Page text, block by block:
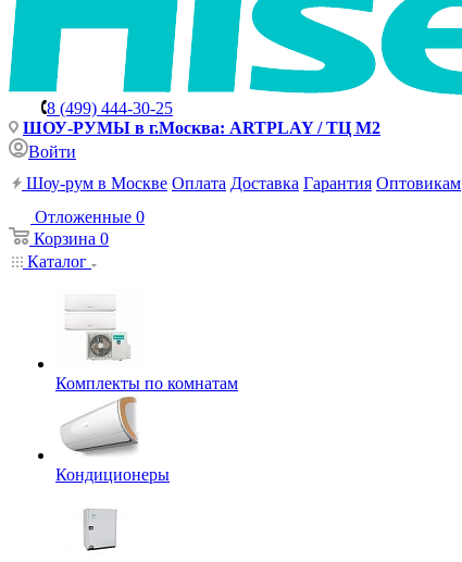
8 (499) 444-30-25
ШОУ-РУМЫ в г.Москва: ARTPLAY / ТЦ М2
Войти
Шоу-рум в Москве Оплата Доставка Гарантия Оптовикам
Отложенные 0
Корзина 0
Каталог
Комплекты по комнатам
Кондиционеры